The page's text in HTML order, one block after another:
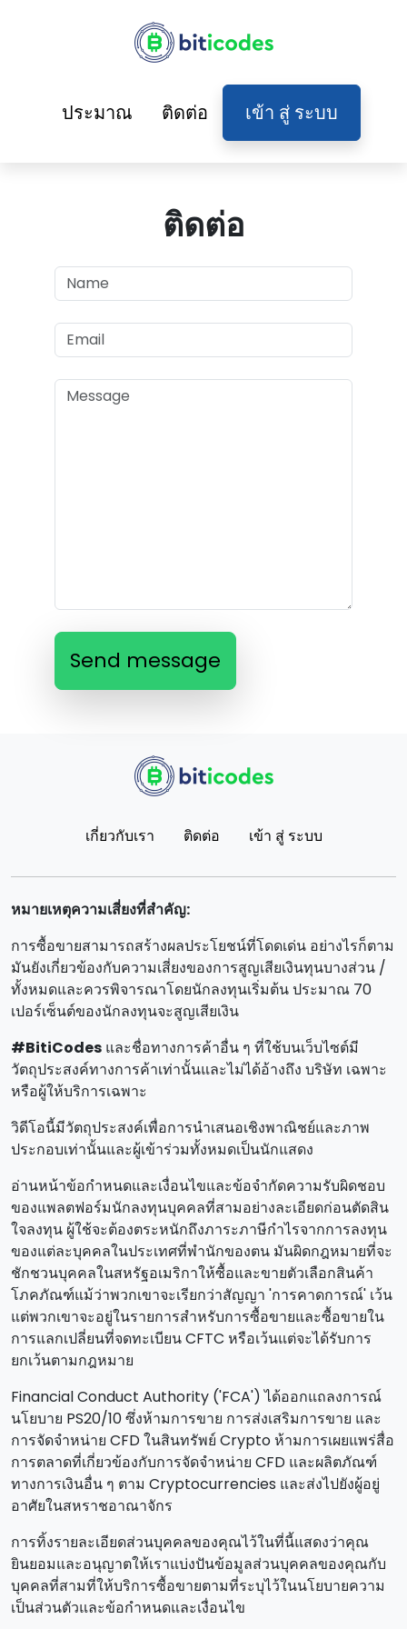
ประมาณ ติดต่อ เข้า สู่ ระบบ
ติดต่อ
Send message
เกี่ยวกับเรา ติดต่อ เข้า สู่ ระบบ
หมายเหตุความเสี่ยงที่สําคัญ:
การซื้อขายสามารถสร้างผลประโยชน์ที่โดดเด่น อย่างไรก็ตาม
มันยังเกี่ยวข้องกับความเสี่ยงของการสูญเสียเงินทุนบางส่วน /
ทั้งหมดและควรพิจารณาโดยนักลงทุนเริ่มต้น ประมาณ 70
เปอร์เซ็นต์ของนักลงทุนจะสูญเสียเงิน
#BitiCodes และชื่อทางการค้าอื่น ๆ ที่ใช้บนเว็บไซต์มี
วัตถุประสงค์ทางการค้าเท่านั้นและไม่ได้อ้างถึง บริษัท เฉพาะ
หรือผู้ให้บริการเฉพาะ
วิดีโอนี้มีวัตถุประสงค์เพื่อการนําเสนอเชิงพาณิชย์และภาพ
ประกอบเท่านั้นและผู้เข้าร่วมทั้งหมดเป็นนักแสดง
อ่านหน้าข้อกําหนดและเงื่อนไขและข้อจํากัดความรับผิดชอบ
ของแพลตฟอร์มนักลงทุนบุคคลที่สามอย่างละเอียดก่อนตัดสิน
ใจลงทุน ผู้ใช้จะต้องตระหนักถึงภาระภาษีกําไรจากการลงทุน
ของแต่ละบุคคลในประเทศที่พํานักของตน มันผิดกฎหมายที่จะ
ชักชวนบุคคลในสหรัฐอเมริกาให้ซื้อและขายตัวเลือกสินค้า
โภคภัณฑ์แม้ว่าพวกเขาจะเรียกว่าสัญญา 'การคาดการณ์' เว้น
แต่พวกเขาจะอยู่ในรายการสําหรับการซื้อขายและซื้อขายใน
การแลกเปลี่ยนที่จดทะเบียน CFTC หรือเว้นแต่จะได้รับการ
ยกเว้นตามกฎหมาย
Financial Conduct Authority ('FCA') ได้ออกแถลงการณ์
นโยบาย PS20/10 ซึ่งห้ามการขาย การส่งเสริมการขาย และ
การจัดจําหน่าย CFD ในสินทรัพย์ Crypto ห้ามการเผยแพร่สื่อ
การตลาดที่เกี่ยวข้องกับการจัดจําหน่าย CFD และผลิตภัณฑ์
ทางการเงินอื่น ๆ ตาม Cryptocurrencies และส่งไปยังผู้อยู่
อาศัยในสหราชอาณาจักร
การทิ้งรายละเอียดส่วนบุคคลของคุณไว้ในที่นี้แสดงว่าคุณ
ยินยอมและอนุญาตให้เราแบ่งปันข้อมูลส่วนบุคคลของคุณกับ
บุคคลที่สามที่ให้บริการซื้อขายตามที่ระบุไว้ในนโยบายความ
เป็นส่วนตัวและข้อกําหนดและเงื่อนไข